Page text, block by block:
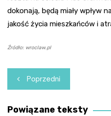
dokonają, będą miały wpływ
jakość życia mieszkańców i
Źródło: wroclaw.pl
Nawigacja
wpisu
Poprzedni
Powiązane teksty